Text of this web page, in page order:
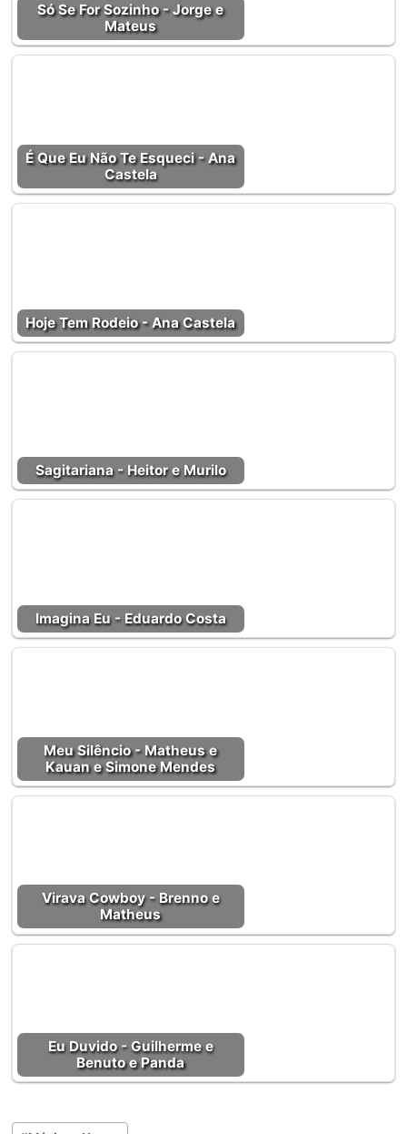
Só Se For Sozinho - Jorge e
Mateus
É Que Eu Não Te Esqueci - Ana
Castela
Hoje Tem Rodeio - Ana Castela
Sagitariana - Heitor e Murilo
Imagina Eu - Eduardo Costa
Meu Silêncio - Matheus e
Kauan e Simone Mendes
Virava Cowboy - Brenno e
Matheus
Eu Duvido - Guilherme e
Benuto e Panda
Tags